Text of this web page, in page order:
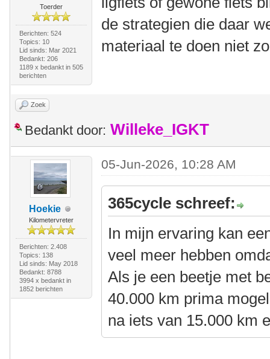
Toerder
Berichten: 524
Topics: 10
Lid sinds: Mar 2021
Bedankt: 206
1189 x bedankt in 505
berichten
de strategien die daar
materiaal te doen niet
Zoek
Bedankt door: Willeke_IGKT
Hoekie
Kilometervreter
Berichten: 2.408
Topics: 138
Lid sinds: May 2018
Bedankt: 8788
3994 x bedankt in
1852 berichten
05-Jun-2026, 10:28 AM
365cycle schreef:
In mijn ervaring kan
veel meer hebben
Als je een beetje met
40.000 km prima
na iets van 15.000 km